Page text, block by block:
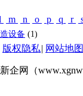
m n o p q r
设备 (1)
版权隐私| 网站地图
企网（